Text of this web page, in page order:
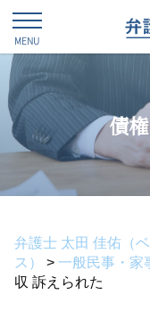
債
弁護士 太田 佳佑（
ス） > 一般民事・家
収 訴えられた